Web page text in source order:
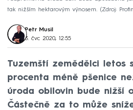
tak nižším hektarovým výnosem.
Zdroj:
Petr Musil
3. čvc 2020, 12:55
Tuzemští zemědělci letos
procenta méně pšenice
úroda obilovin bude nižší
Částečně za to může